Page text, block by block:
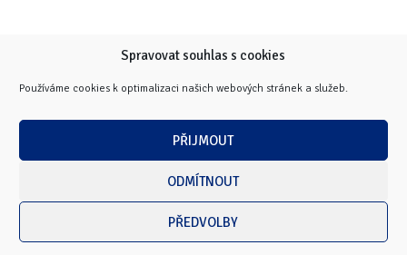
Spravovat souhlas s cookies
Používáme cookies k optimalizaci našich webových stránek a služeb.
PŘIJMOUT
ODMÍTNOUT
PŘEDVOLBY